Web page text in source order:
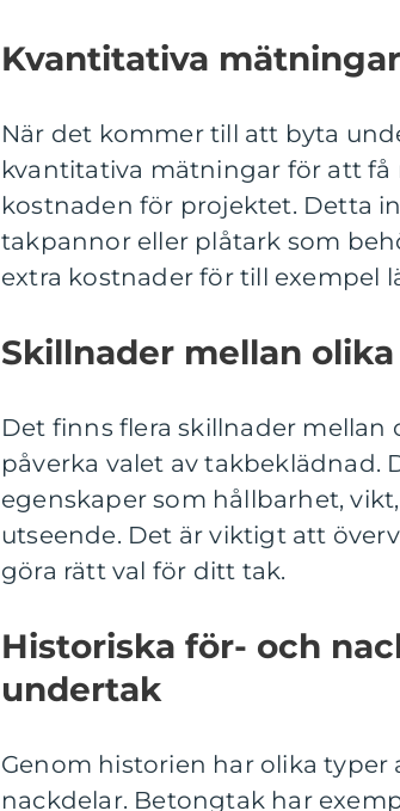
Kvantitativa
När det kommer till att byta
kvantitativa mätningar för att
kostnaden för projektet. Detta
takpannor eller plåtark som
extra kostnader för till exempel
Skillnader mellan
Det finns flera skillnader
påverka valet av takbeklädnad.
egenskaper som hållbarhet,
utseende. Det är viktigt att
göra rätt val för ditt tak.
Historiska för- och
undertak
Genom historien har olika
nackdelar. Betongtak har